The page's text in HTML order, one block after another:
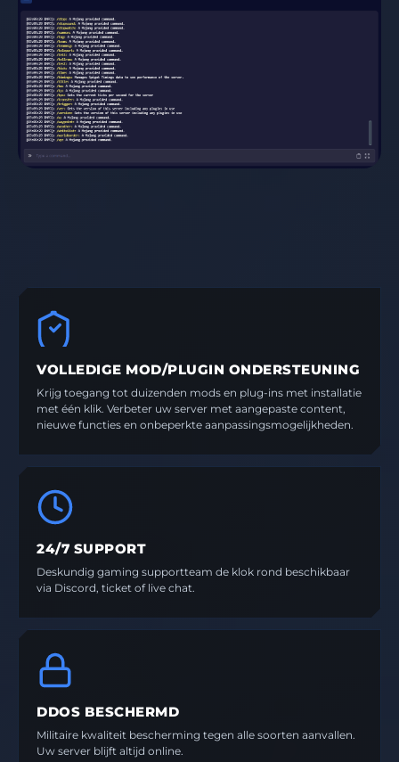
VOLLEDIGE MOD/PLUGIN ONDERSTEUNING
Krijg toegang tot duizenden mods en plug-ins met installatie
met één klik. Verbeter uw server met aangepaste content,
nieuwe functies en onbeperkte aanpassingsmogelijkheden.
24/7 SUPPORT
Deskundig gaming supportteam de klok rond beschikbaar
via Discord, ticket of live chat.
DDOS BESCHERMD
Militaire kwaliteit bescherming tegen alle soorten aanvallen.
Uw server blijft altijd online.